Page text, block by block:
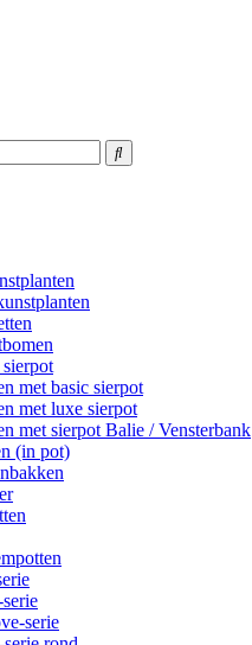
met basic sierpot
met luxe sierpot
met sierpot Balie / Vensterbank
(in pot)
serie